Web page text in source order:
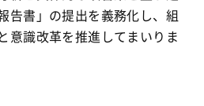
告書」の提出を義務化し、組
意識改革を推進してまいりま